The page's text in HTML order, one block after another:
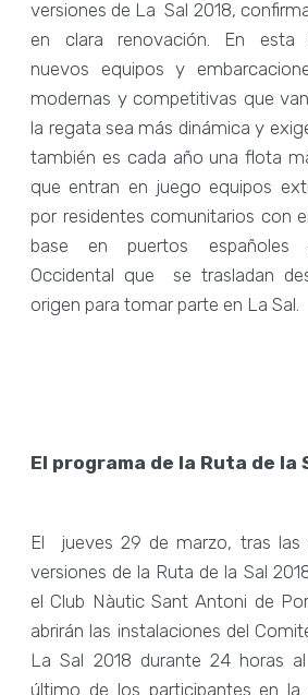
versiones de La Sal 2018,
en clara renovación. En esta
nuevos equipos y
modernas y competitivas que
la regata sea más dinámica y
también es cada año una flota
que entran en juego equipos
por residentes comunitarios con
base en puertos españoles
Occidental que se trasladan
origen para tomar parte en La Sal.
El programa de la Ruta de la
El jueves 29 de marzo, tras las
versiones de la Ruta de la Sal
el Club Nàutic Sant Antoni de
abrirán las instalaciones del
La Sal 2018 durante 24 horas
último de los participantes en